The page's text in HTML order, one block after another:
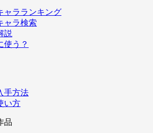
ャラランキング
ャラ検索
説
使う？
手方法
い方
品